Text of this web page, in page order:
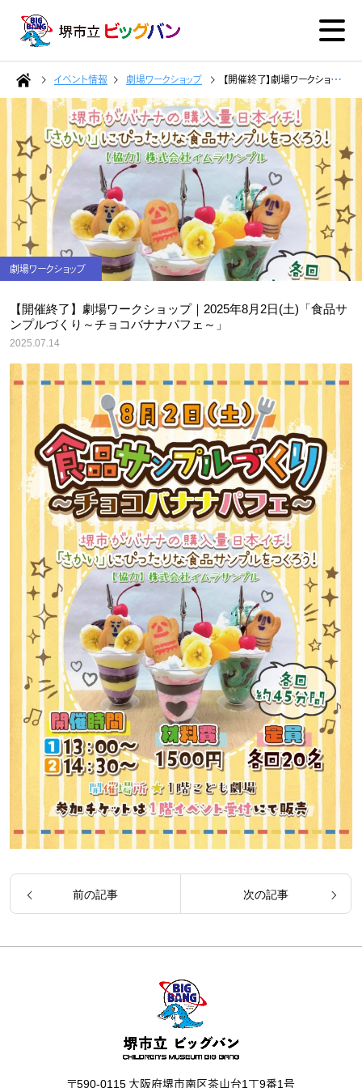
イベント情報 劇場ワークショップ 【開催終了】劇場ワークショップ｜2025年8月2日(土)「食品サンプルづくり～チョコバナナパフェ～」
劇場ワークショップ
【開催終了】劇場ワークショップ｜2025年8月2日(土)「食品サ
ンプルづくり～チョコバナナパフェ～」
2025.07.14
前の記事 次の記事
〒590-0115 大阪府堺市南区茶山台1丁9番1号